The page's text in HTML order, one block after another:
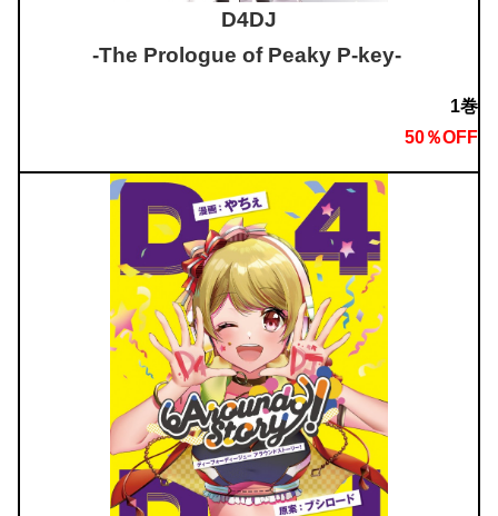
D4DJ
-The Prologue of Peaky P-key-
1巻
50％OFF